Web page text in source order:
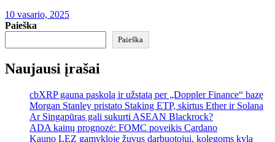
10 vasario, 2025
Paieška
Paieška
Naujausi įrašai
cbXRP gauna paskolą ir užstatą per „Doppler Finance“ bazę
Morgan Stanley pristato Staking ETP, skirtus Ether ir Solana
Ar Singapūras gali sukurti ASEAN Blackrock?
ADA kainų prognozė: FOMC poveikis Cardano
Kauno LEZ gamykloje žuvus darbuotojui, kolegoms kyla